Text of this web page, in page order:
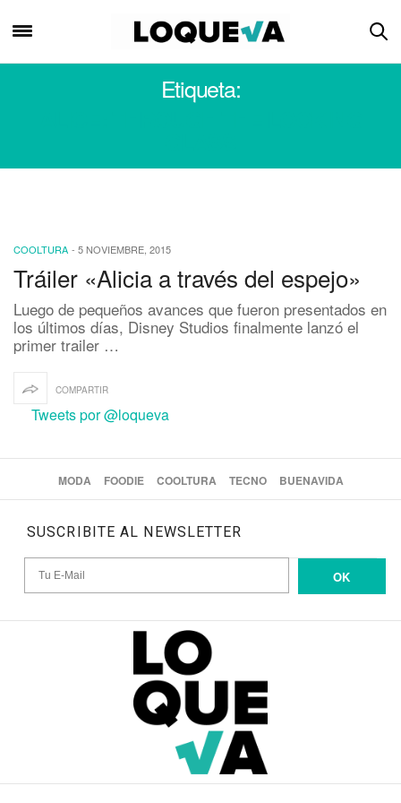
Etiqueta:
COOLTURA - 5 NOVIEMBRE, 2015
Tráiler «Alicia a través del espejo»
Luego de pequeños avances que fueron presentados en
los últimos días, Disney Studios finalmente lanzó el
primer trailer …
COMPARTIR
Tweets por @loqueva
MODA FOODIE COOLTURA TECNO BUENAVIDA
SUSCRIBITE AL NEWSLETTER
OK